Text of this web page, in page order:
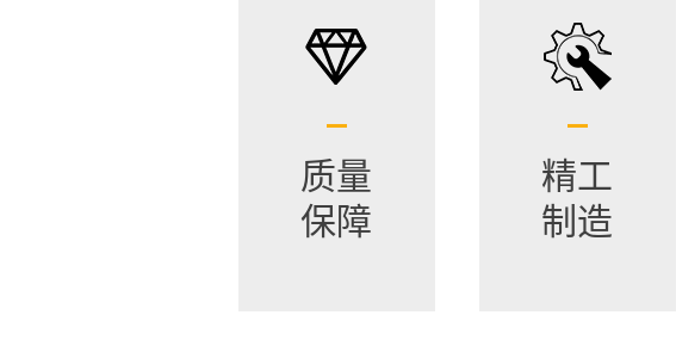
质量
保障
精工
制造